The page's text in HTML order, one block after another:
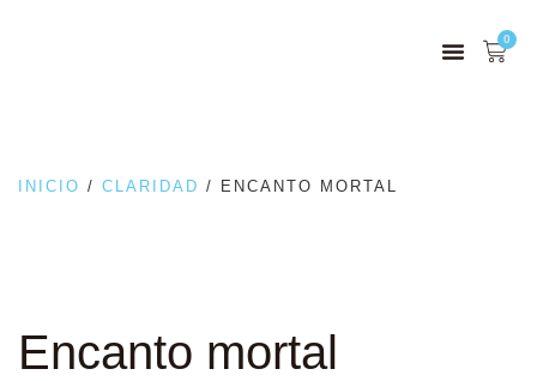
0
INICIO / CLARIDAD / ENCANTO MORTAL
Encanto mortal